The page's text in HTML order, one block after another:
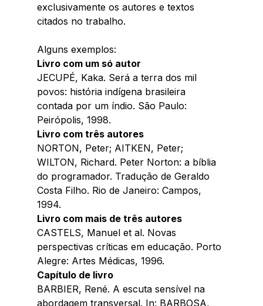
exclusivamente os autores e textos
citados no trabalho.
Alguns exemplos:
Livro com um só autor
JECUPÉ, Kaka. Será a terra dos mil
povos: história indígena brasileira
contada por um índio. São Paulo:
Peirópolis, 1998.
Livro com três autores
NORTON, Peter; AITKEN, Peter;
WILTON, Richard. Peter Norton: a bíblia
do programador. Tradução de Geraldo
Costa Filho. Rio de Janeiro: Campos,
1994.
Livro com mais de três autores
CASTELS, Manuel et al. Novas
perspectivas críticas em educação. Porto
Alegre: Artes Médicas, 1996.
Capítulo de livro
BARBIER, René. A escuta sensível na
abordagem transversal. In: BARBOSA,